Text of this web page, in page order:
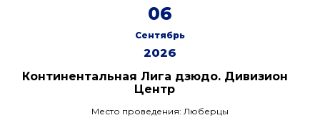
06
Сентябрь
2026
Континентальная Лига дзюдо. Дивизион
Центр
Место проведения: Люберцы